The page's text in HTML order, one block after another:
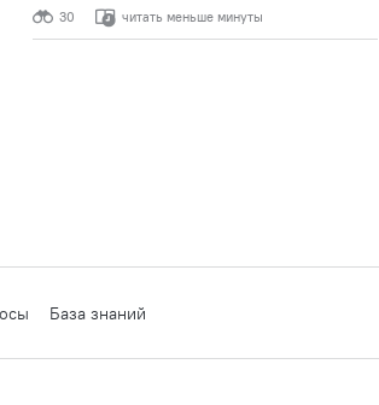
30 читать меньше минуты
База знаний